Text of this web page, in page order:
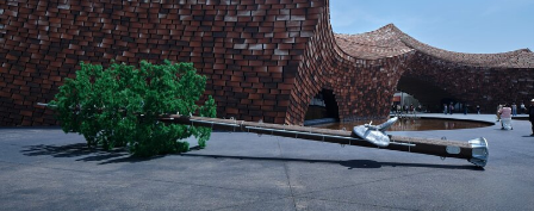
ENGLISH
ART & EDUCATION
广告
订阅
往期内容